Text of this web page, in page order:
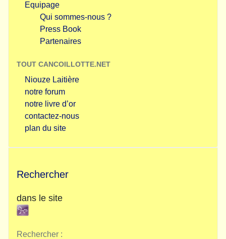
Equipage
Qui sommes-nous ?
Press Book
Partenaires
TOUT CANCOILLOTTE.NET
Niouze Laitière
notre forum
notre livre d’or
contactez-nous
plan du site
Rechercher
dans le site
Rechercher :